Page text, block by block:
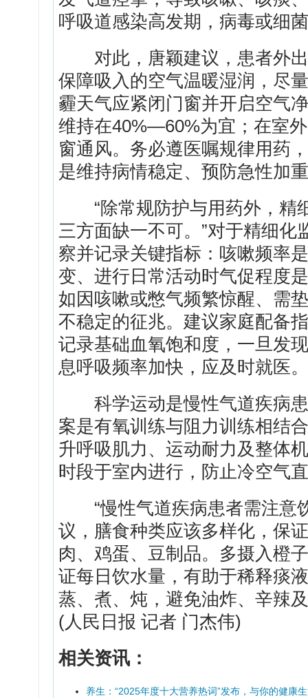
呼吸道感染高发期，病毒或细
对此，唐颖建议，患者外出
保障吸入的空气温暖湿润，尽
霾天气应紧闭门窗并开启空气
维持在40%—60%为宜；在室
窗通风。务必遵医嘱规律用药
是维持病情稳定、预防急性加
“除常规防护与用药外，精
三方面缺一不可。”对于精细
察并记录关键指标：咳嗽频率
变、进行日常活动时气促程度
如因咳嗽或憋气频繁惊醒、需
不稳定的征兆。建议家庭配备
记录基础血氧饱和度，一旦发
息呼吸频率加快，应及时就医。
科学运动是慢性气道疾病患
案是有氧训练与阻力训练相结
升呼吸肌力、运动耐力及整体
时段于室内进行，防止冷空气
“慢性气道疾病患者需注意
议，膳食种类应该多样化，保
肉、鸡蛋、豆制品。多摄入橙
证每日饮水量，有助于稀释痰
蒸、煮、炖，避免油炸、辛辣
(人民日报 记者 门杰伟)
相关资讯：
养生：“2025年度十大营养热词”发布，与你的健康